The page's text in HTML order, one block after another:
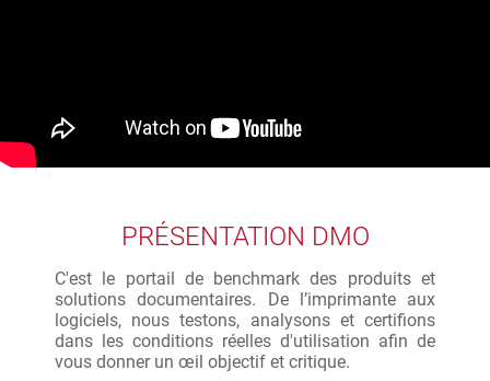
PRÉSENTATION DMO
C'est le portail de benchmark des produits et
solutions documentaires. De l’imprimante aux
logiciels, nous testons, analysons et certifions
dans les conditions réelles d'utilisation afin de
vous donner un œil objectif et critique.